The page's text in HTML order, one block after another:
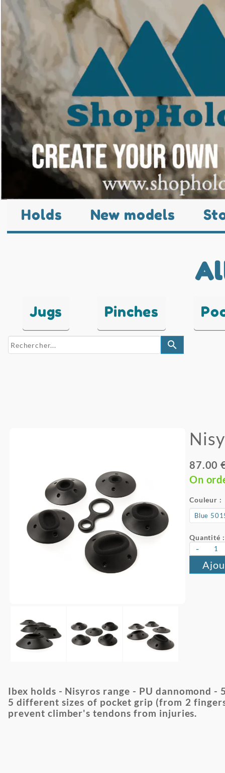
Holds New models
Jugs Pinches
search
87.00
On
Couleur :
Quantité :
-
Ibex holds - Nisyros range - PU dannomond -
5 different sizes of pocket grip (from 2
prevent climber's tendons from injuries.